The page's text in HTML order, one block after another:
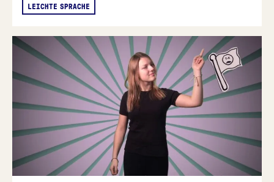
LEICHTE SPRACHE